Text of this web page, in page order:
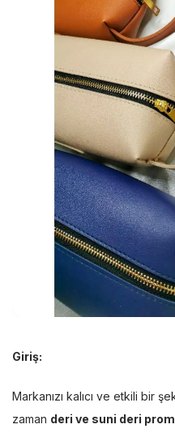
Giriş:
Markanızı kalıcı ve etkili bir
zaman deri ve suni deri